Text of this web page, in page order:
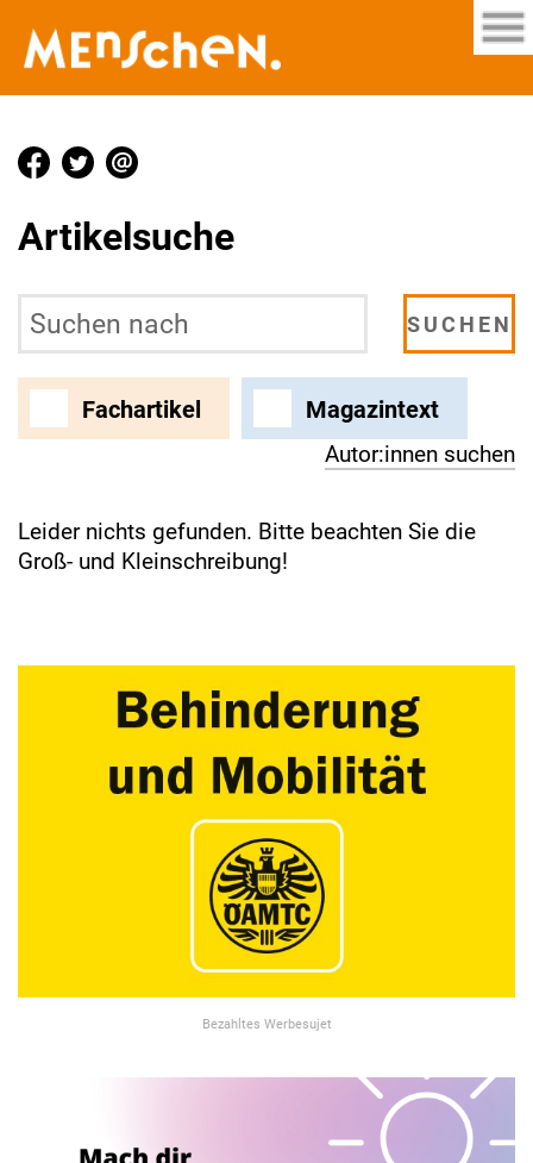
Artikelsuche
Fachartikel Magazintext
Autor:innen suchen
Leider nichts gefunden. Bitte beachten Sie die
Groß- und Kleinschreibung!
Bezahltes Werbesujet